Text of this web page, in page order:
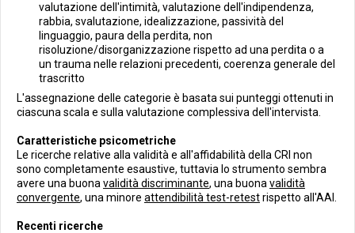
valutazione dell'intimità, valutazione dell'indipendenza,
rabbia, svalutazione, idealizzazione, passività del
linguaggio, paura della perdita, non
risoluzione/disorganizzazione rispetto ad una perdita o a
un trauma nelle relazioni precedenti, coerenza generale del
trascritto
L'assegnazione delle categorie è basata sui punteggi ottenuti in
ciascuna scala e sulla valutazione complessiva dell'intervista.
Caratteristiche psicometriche
Le ricerche relative alla validità e all'affidabilità della CRI non
sono completamente esaustive, tuttavia lo strumento sembra
avere una buona validità discriminante, una buona validità
convergente, una minore attendibilità test-retestrispetto all'AAI.
Recenti ricerche